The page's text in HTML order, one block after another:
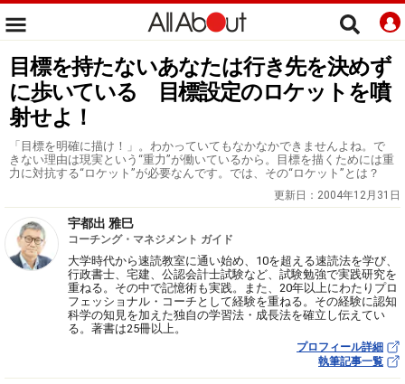
目標を持たないあなたは行き先を決めず
に歩いている 目標設定のロケットを噴
射せよ！
「目標を明確に描け！」。わかっていてもなかなかできませんよね。で
きない理由は現実という“重力”が働いているから。目標を描くためには重
力に対抗する“ロケット”が必要なんです。では、その“ロケット”とは？
更新日： 2004年12月31日
宇都出 雅巳
コーチング・マネジメント ガイド
大学時代から速読教室に通い始め、10を超える速読法を学び、
行政書士、宅建、公認会計士試験など、試験勉強で実践研究を
重ねる。その中で記憶術も実践。また、20年以上にわたりプロ
フェッショナル・コーチとして経験を重ねる。その経験に認知
科学の知見を加えた独自の学習法・成長法を確立し伝えてい
る。著書は25冊以上。
プロフィール詳細
執筆記事一覧